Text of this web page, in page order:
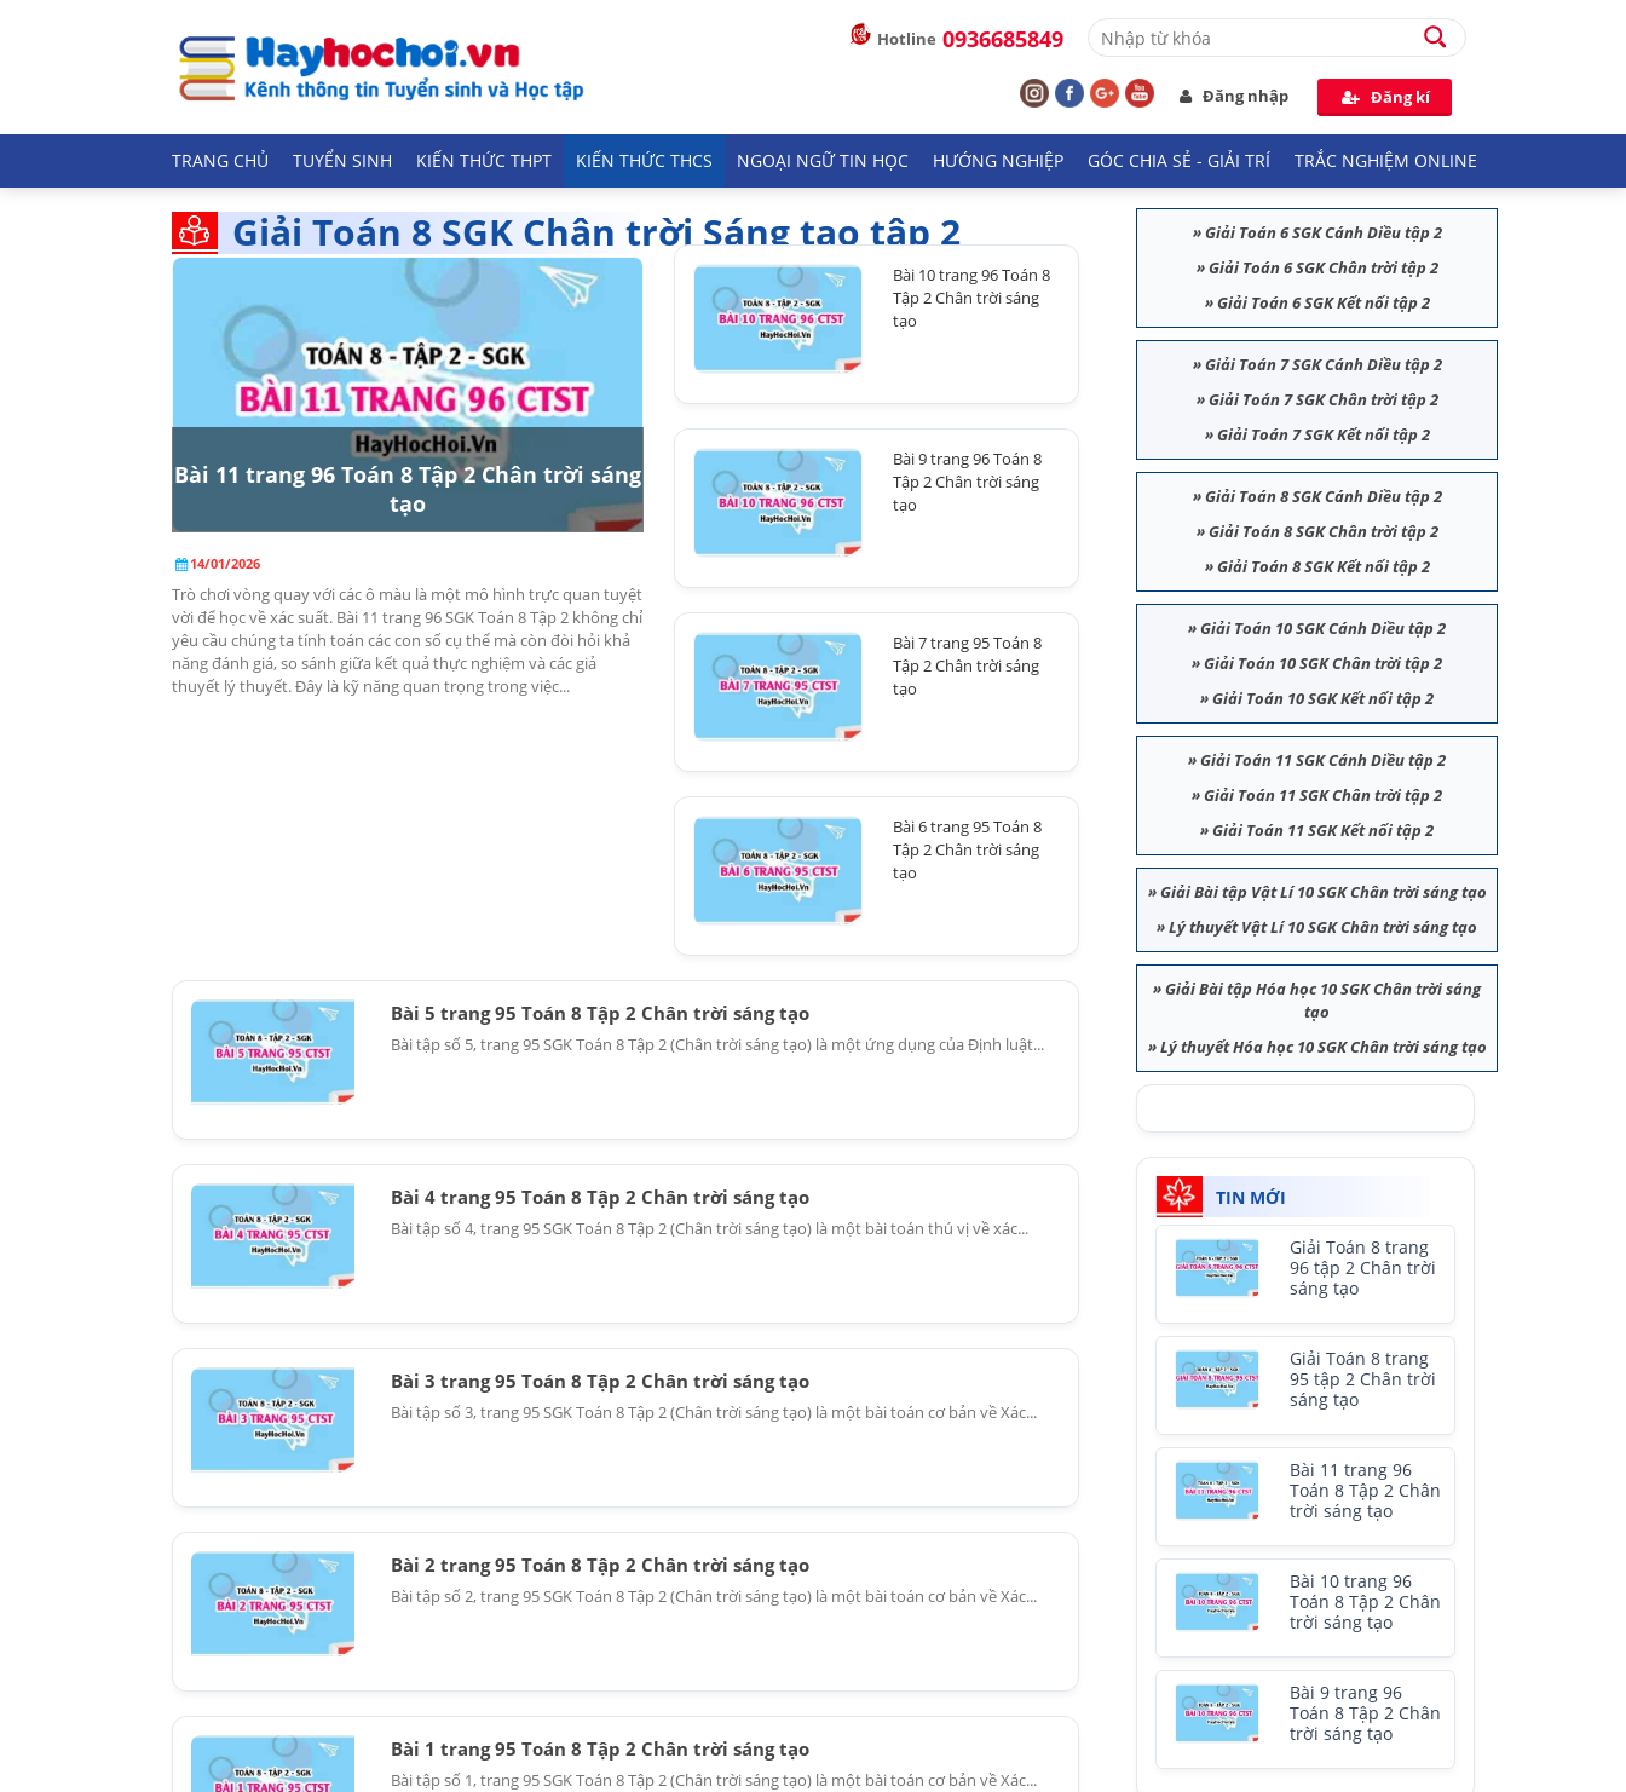
Hotline 0936685849
Đăng nhập Đăng kí
TRANG CHỦ TUYỂN SINH KIẾN THỨC THPT KIẾN THỨC THCS NGOẠI NGỮ TIN HỌC HƯỚNG NGHIỆP GÓC CHIA SẺ - GIẢI TRÍ TRẮC NGHIỆM ONLINE
Giải Toán 8 SGK Chân trời Sáng tạo tập 2
Bài 11 trang 96 Toán 8 Tập 2 Chân trời sáng
tạo
14/01/2026
Trò chơi vòng quay với các ô màu là một mô hình trực quan tuyệt
vời để học về xác suất. Bài 11 trang 96 SGK Toán 8 Tập 2 không chỉ
yêu cầu chúng ta tính toán các con số cụ thể mà còn đòi hỏi khả
năng đánh giá, so sánh giữa kết quả thực nghiệm và các giả
thuyết lý thuyết. Đây là kỹ năng quan trọng trong việc...
Bài 10 trang 96 Toán 8
Tập 2 Chân trời sáng
tạo
Bài 9 trang 96 Toán 8
Tập 2 Chân trời sáng
tạo
Bài 7 trang 95 Toán 8
Tập 2 Chân trời sáng
tạo
Bài 6 trang 95 Toán 8
Tập 2 Chân trời sáng
tạo
Bài 5 trang 95 Toán 8 Tập 2 Chân trời sáng tạo
Bài tập số 5, trang 95 SGK Toán 8 Tập 2 (Chân trời sáng tạo) là một ứng dụng của Định luật...
Bài 4 trang 95 Toán 8 Tập 2 Chân trời sáng tạo
Bài tập số 4, trang 95 SGK Toán 8 Tập 2 (Chân trời sáng tạo) là một bài toán thú vị về xác...
Bài 3 trang 95 Toán 8 Tập 2 Chân trời sáng tạo
Bài tập số 3, trang 95 SGK Toán 8 Tập 2 (Chân trời sáng tạo) là một bài toán cơ bản về Xác...
Bài 2 trang 95 Toán 8 Tập 2 Chân trời sáng tạo
Bài tập số 2, trang 95 SGK Toán 8 Tập 2 (Chân trời sáng tạo) là một bài toán cơ bản về Xác...
Bài 1 trang 95 Toán 8 Tập 2 Chân trời sáng tạo
Bài tập số 1, trang 95 SGK Toán 8 Tập 2 (Chân trời sáng tạo) là một bài toán cơ bản về Xác...
»Giải Toán 6 SGK Cánh Diều tập 2
»Giải Toán 6 SGK Chân trời tập 2
»Giải Toán 6 SGK Kết nối tập 2
»Giải Toán 7 SGK Cánh Diều tập 2
»Giải Toán 7 SGK Chân trời tập 2
»Giải Toán 7 SGK Kết nối tập 2
»Giải Toán 8 SGK Cánh Diều tập 2
»Giải Toán 8 SGK Chân trời tập 2
»Giải Toán 8 SGK Kết nối tập 2
»Giải Toán 10 SGK Cánh Diều tập 2
»Giải Toán 10 SGK Chân trời tập 2
»Giải Toán 10 SGK Kết nối tập 2
»Giải Toán 11 SGK Cánh Diều tập 2
»Giải Toán 11 SGK Chân trời tập 2
»Giải Toán 11 SGK Kết nối tập 2
»Giải Bài tập Vật Lí 10 SGK Chân trời sáng tạo
»Lý thuyết Vật Lí 10 SGK Chân trời sáng tạo
»Giải Bài tập Hóa học 10 SGK Chân trời sáng
tạo
»Lý thuyết Hóa học 10 SGK Chân trời sáng tạo
TIN MỚI
Giải Toán 8 trang
96 tập 2 Chân trời
sáng tạo
Giải Toán 8 trang
95 tập 2 Chân trời
sáng tạo
Bài 11 trang 96
Toán 8 Tập 2 Chân
trời sáng tạo
Bài 10 trang 96
Toán 8 Tập 2 Chân
trời sáng tạo
Bài 9 trang 96
Toán 8 Tập 2 Chân
trời sáng tạo